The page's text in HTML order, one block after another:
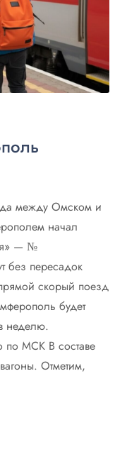
между Омском и
начал
— №
без пересадок
скорый поезд
будет
неделю.
по МСК В составе
Отметим,